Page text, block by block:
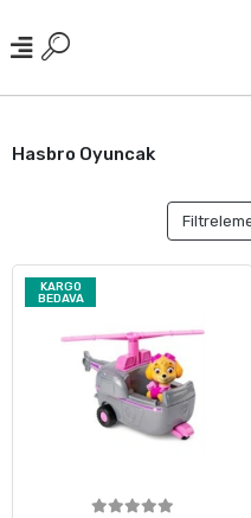
Hasbro Oyuncak
KARGO
BEDAVA